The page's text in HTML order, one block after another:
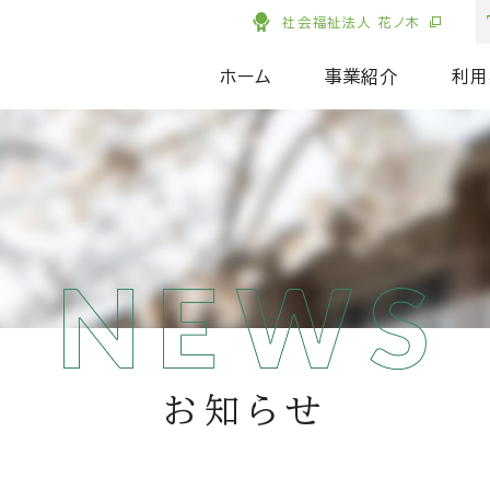
社会福祉法人 花ノ木
ホーム 事業紹介 利
お知らせ